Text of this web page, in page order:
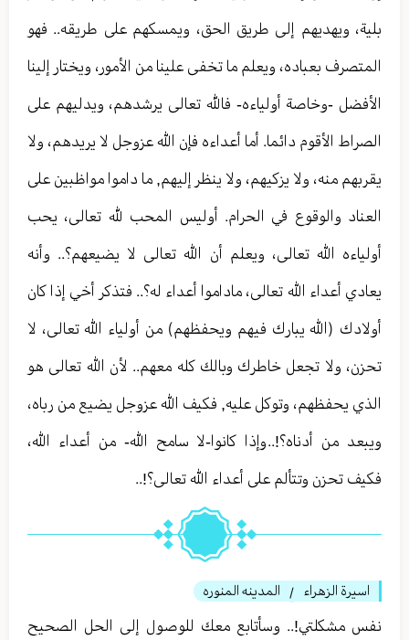
بلية، ويهديهم إلى طريق الحق، ويمسكهم على طريقه.. فهو
المتصرف بعباده، ويعلم ما تخفى علينا من الأمور، ويختار إلينا
الأفضل -وخاصة أولياءه- فالله تعالى يرشدهم، ويدليهم على
الصراط الأقوم دائما. أما أعداءه فإن الله عزوجل لا يريدهم، ولا
يقربهم منه، ولا يزكيهم، ولا ينظر إليهم, ما داموا مواظبين على
العناد والوقوع في الحرام. أوليس المحب لله تعالى، يحب
أولياءه الله تعالى، ويعلم أن الله تعالى لا يضيعهم؟.. وأنه
يعادي أعداء الله تعالى، ماداموا أعداء له؟.. فتذكر أخي إذا كان
أولادك (الله يبارك فيهم ويحفظهم) من أولياء الله تعالى، لا
تحزن، ولا تجعل خاطرك وبالك كله معهم.. لأن الله تعالى هو
الذي يحفظهم، وتوكل عليه, فكيف الله عزوجل يضيع من رباه،
ويبعد من أدناه؟!..وإذا كانوا-لا سامح الله- من أعداء الله،
فكيف تحزن وتتألم على أعداء الله تعالى؟!..
اسيرة الزهراء / المدينه المنوره
نفس مشكلتي!.. وسأتابع معك للوصول إلى الحل الصحيح